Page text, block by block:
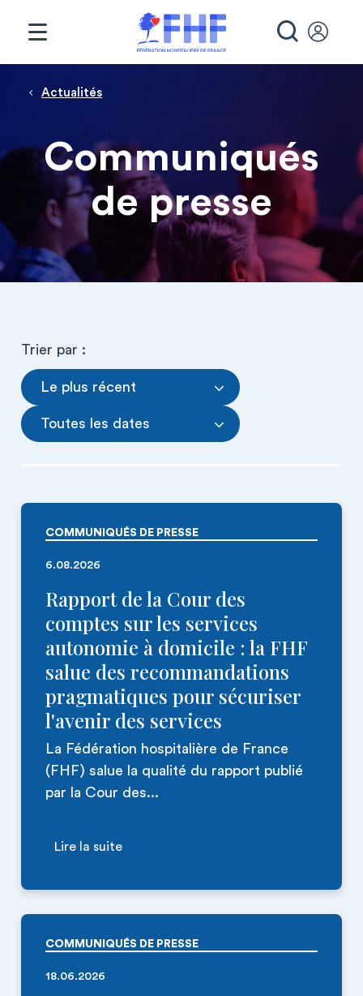
Fil d'Ariane
Actualités
Communiqués
de presse
Toutes les dates
Trier par :
Le plus récent
COMMUNIQUÉS DE PRESSE
6.08.2026
Rapport de la Cour des
comptes sur les services
autonomie à domicile : la FHF
salue des recommandations
pragmatiques pour sécuriser
l'avenir des services
La Fédération hospitalière de France
(FHF) salue la qualité du rapport publié
par la Cour des...
Lire la suite
COMMUNIQUÉS DE PRESSE
18.06.2026
Panneau de gestion des cookies